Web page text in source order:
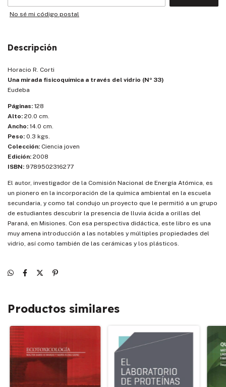
No sé mi código postal
Descripción
Horacio R. Corti
Una mirada fisicoquímica a través del vidrio (Nº 33)
Eudeba
Páginas: 128
Alto: 20.0 cm.
Ancho: 14.0 cm.
Peso: 0.3 kgs.
Colección: Ciencia joven
Edición: 2008
ISBN: 9789502316277
El autor, investigador de la Comisión Nacional de Energía Atómica, es
un pionero en la incorporación de la química ambiental en la escuela
secundaria, y como tal condujo un proyecto que le permitió a un grupo
de estudiantes descubrir la presencia de lluvia ácida a orillas del
Paraná, en Misiones. Con esa perspectiva didáctica, este libro es una
muy amena introducción a las notables y múltiples propiedades del
vidrio, así como también de las cerámicas y los plásticos.
Productos similares